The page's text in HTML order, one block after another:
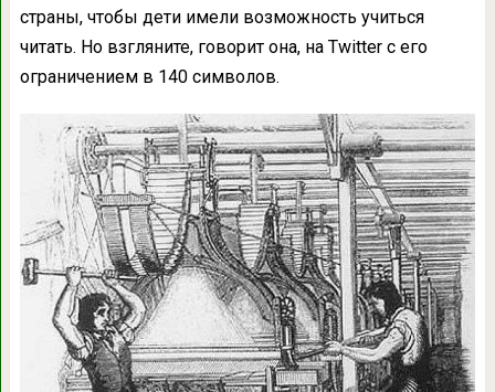
страны, чтобы дети имели возможность учиться
читать. Но взгляните, говорит она, на Twitter с его
ограничением в 140 символов.